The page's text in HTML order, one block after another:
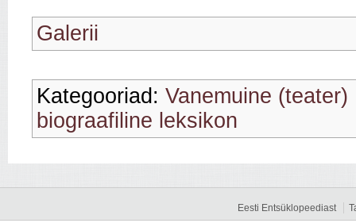
Galerii
Kategooriad: Vanemuine (teater)
biograafiline leksikon
Eesti Entsüklopeediast